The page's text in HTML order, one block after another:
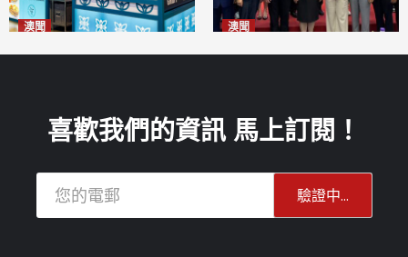
澳聞 澳聞
喜歡我們的資訊 馬上訂閱！